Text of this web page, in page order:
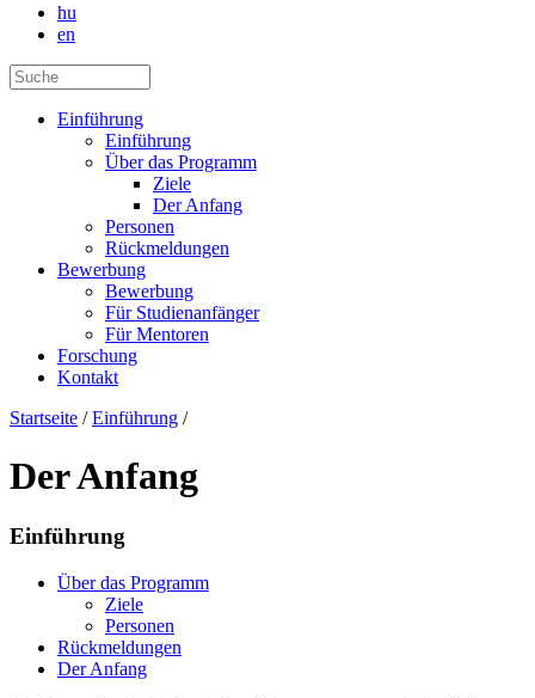
hu
en
Einführung
Einführung
Über das Programm
Ziele
Der Anfang
Personen
Rückmeldungen
Bewerbung
Bewerbung
Für Studienanfänger
Für Mentoren
Forschung
Kontakt
Startseite / Einführung /
Der Anfang
Einführung
Über das Programm
Ziele
Personen
Rückmeldungen
Der Anfang